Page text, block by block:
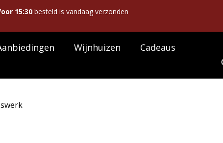
15:30besteld is vandaag verzonden
Wijnhuizen Cadeaus